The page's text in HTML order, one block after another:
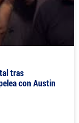
tras
con Austin